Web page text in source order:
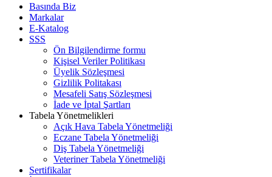
Basında Biz
Markalar
E-Katalog
SSS
Ön Bilgilendirme formu
Kişisel Veriler Politikası
Üyelik Sözleşmesi
Gizlilik Politakası
Mesafeli Satış Sözleşmesi
İade ve İptal Şartları
Tabela Yönetmelikleri
Açık Hava Tabela Yönetmeliği
Eczane Tabela Yönetmeliği
Diş Tabela Yönetmeliği
Veteriner Tabela Yönetmeliği
Sertifikalar